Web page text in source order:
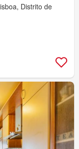
Distrito de